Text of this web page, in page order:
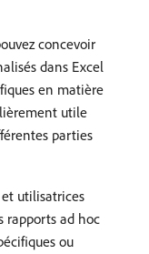
concevoir
dans Excel
en matière
utile
parties
utilisatrices
rapports ad hoc
ou